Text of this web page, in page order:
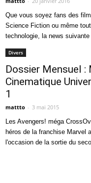
Que vous soyez fans des
Science Fiction ou même
technologie, la news
Divers
Dossier Mensuel :
Cinematique
1
mattto - 3 mai 2015
Les Avengers! méga
héros de la franchise Marvel
l'occasion de la sortie du